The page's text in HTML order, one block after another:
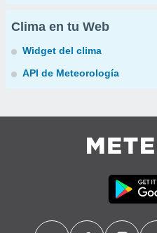
Clima en tu Web
Widget del clima
API de Meteorología